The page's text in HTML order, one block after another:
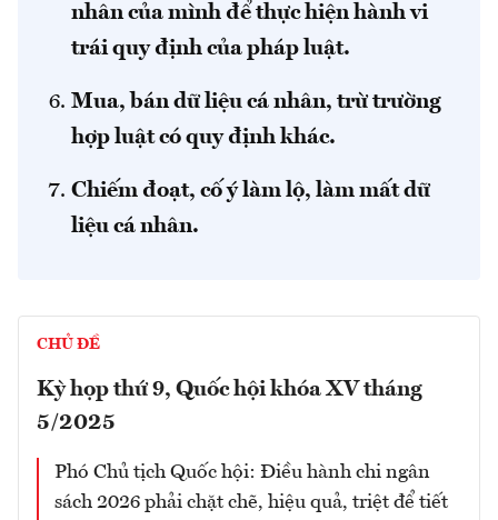
nhân của mình để thực hiện hành vi
trái quy định của pháp luật.
Mua, bán dữ liệu cá nhân, trừ trường
hợp luật có quy định khác.
Chiếm đoạt, cố ý làm lộ, làm mất dữ
liệu cá nhân.
CHỦ ĐỀ
Kỳ họp thứ 9, Quốc hội khóa XV tháng
5/2025
Phó Chủ tịch Quốc hội: Điều hành chi ngân
sách 2026 phải chặt chẽ, hiệu quả, triệt để tiết